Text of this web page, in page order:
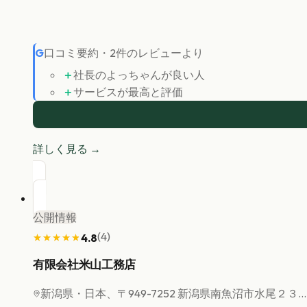
G口コミ要約 ・ 2件のレビューより
＋社長のよっちゃんが良い人
＋サービスが最高と評価
詳しく見る →
公開情報
★★★★★
★★★★★4.8(4)
有限会社米山工務店
新潟県 ・日本、〒949-7252 新潟県南魚沼市水尾２３...